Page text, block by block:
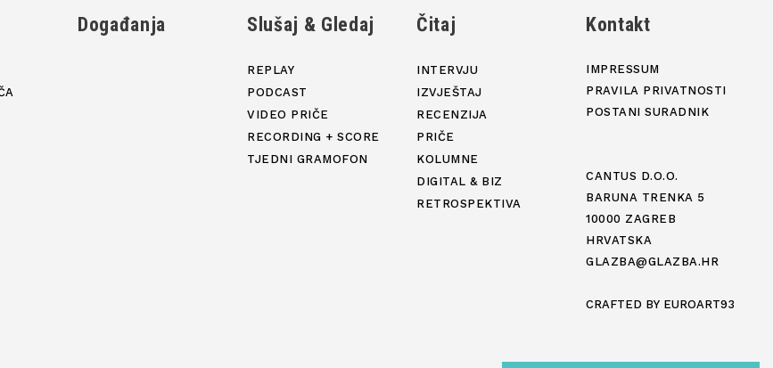
Događanja Slušaj & Gledaj
REPLAY
PODCAST
VIDEO PRIČE
RECORDING + SCORE
TJEDNI GRAMOFON
Čitaj
INTERVJU
IZVJEŠTAJ
RECENZIJA
PRIČE
KOLUMNE
DIGITAL & BIZ
RETROSPEKTIVA
Kontakt
IMPRESSUM
PRAVILA PRIVATNOSTI
POSTANI SURADNIK
CANTUS D.O.O.
BARUNA TRENKA 5
10000 ZAGREB
HRVATSKA
GLAZBA@GLAZBA.HR
CRAFTED BY EUROART93